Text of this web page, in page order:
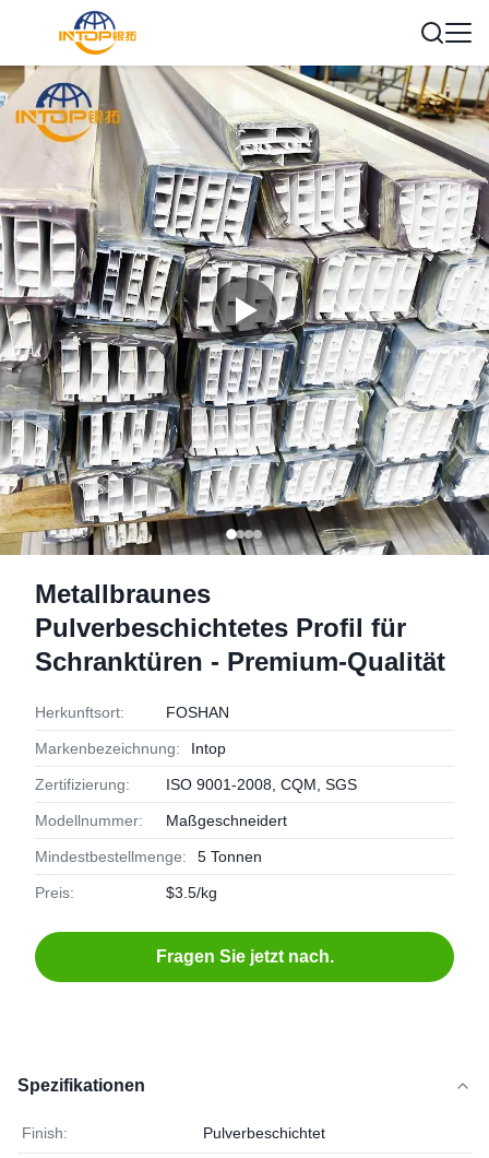
Metallbraunes
Pulverbeschichtetes Profil für
Schranktüren - Premium-Qualität
Herkunftsort: FOSHAN
Markenbezeichnung: Intop
Zertifizierung: ISO 9001-2008, CQM, SGS
Modellnummer: Maßgeschneidert
Mindestbestellmenge: 5 Tonnen
Preis: $3.5/kg
Fragen Sie jetzt nach.
Spezifikationen
Finish: Pulverbeschichtet